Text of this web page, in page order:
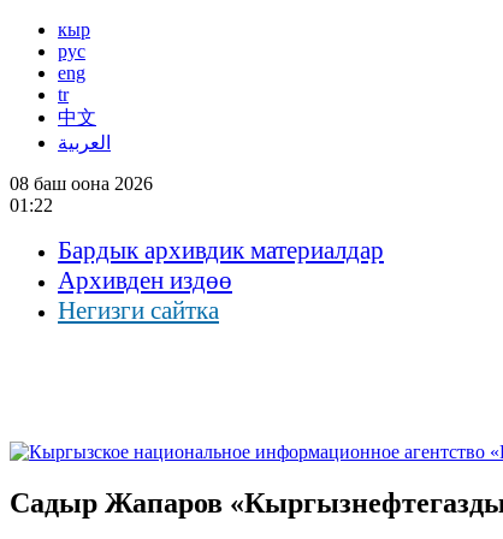
кыр
рус
eng
tr
中文
العربية
08 баш оона 2026
01:22
Бардык архивдик материалдар
Архивден издөө
Негизги сайтка
Садыр Жапаров